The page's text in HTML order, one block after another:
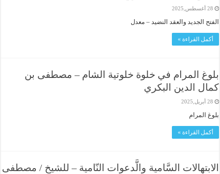
28 أغسطس,2025
الفتح الجديد والعقد النضيد – معدل
أكمل القراءة »
بلوغ المرام في خلوة خلوتية الشام – مصطفى بن
كمال الدين البكري
28 أبريل,2025
بلوغ المرام
أكمل القراءة »
الابتهالات السَّامية والَّدعوات النّامية – للشيخ / مصطفى